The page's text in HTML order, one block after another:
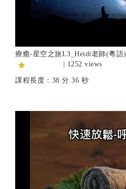
療癒-星空之旅L3_Heidi老師(粵語)
| 1252 views
課程長度：38 分 36 秒